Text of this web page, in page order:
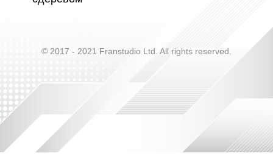
© 2017 - 2021 Franstudio Ltd. All rights reserved.